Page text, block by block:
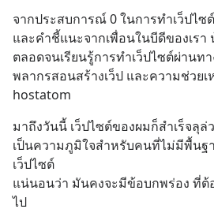
จากประสบการณ์ 0 ในการทำเว็ปไซ
และคำชี้แนะจากเพื่อนในบีดีของเรา
ตลอดจนเรียนรู้การทำเว็ปไซต์ผ่าน
พลากรสอนสร้างเว็ป และความช่วย
hostatom
มาถึงวันนี้ เว็ปไซต์ของผมก็สำเร็จลุล่
เป็นความภูมิใจสำหรับคนที่ไม่มีพื้นฐ
เว็ปไซต์
แน่นอนว่า มันคงจะมีข้อบกพร่อง ที่ต้
ไป